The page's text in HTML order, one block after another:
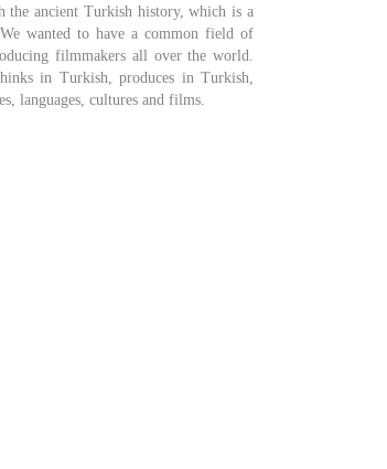
ancient Turkish history, which is a
wanted to have a common field of
filmmakers all over the world.
in Turkish, produces in Turkish,
languages, cultures and films.